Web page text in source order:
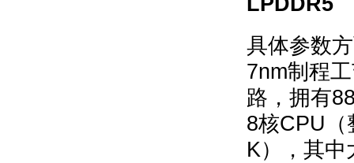
具体参数
7nm制程
路，拥有
8核CPU（
K），其中